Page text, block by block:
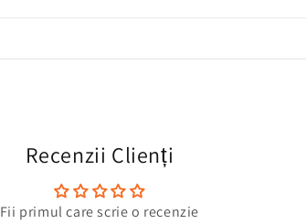
Recenzii Clienți
Fii primul care scrie o recenzie